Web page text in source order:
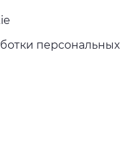
персональных